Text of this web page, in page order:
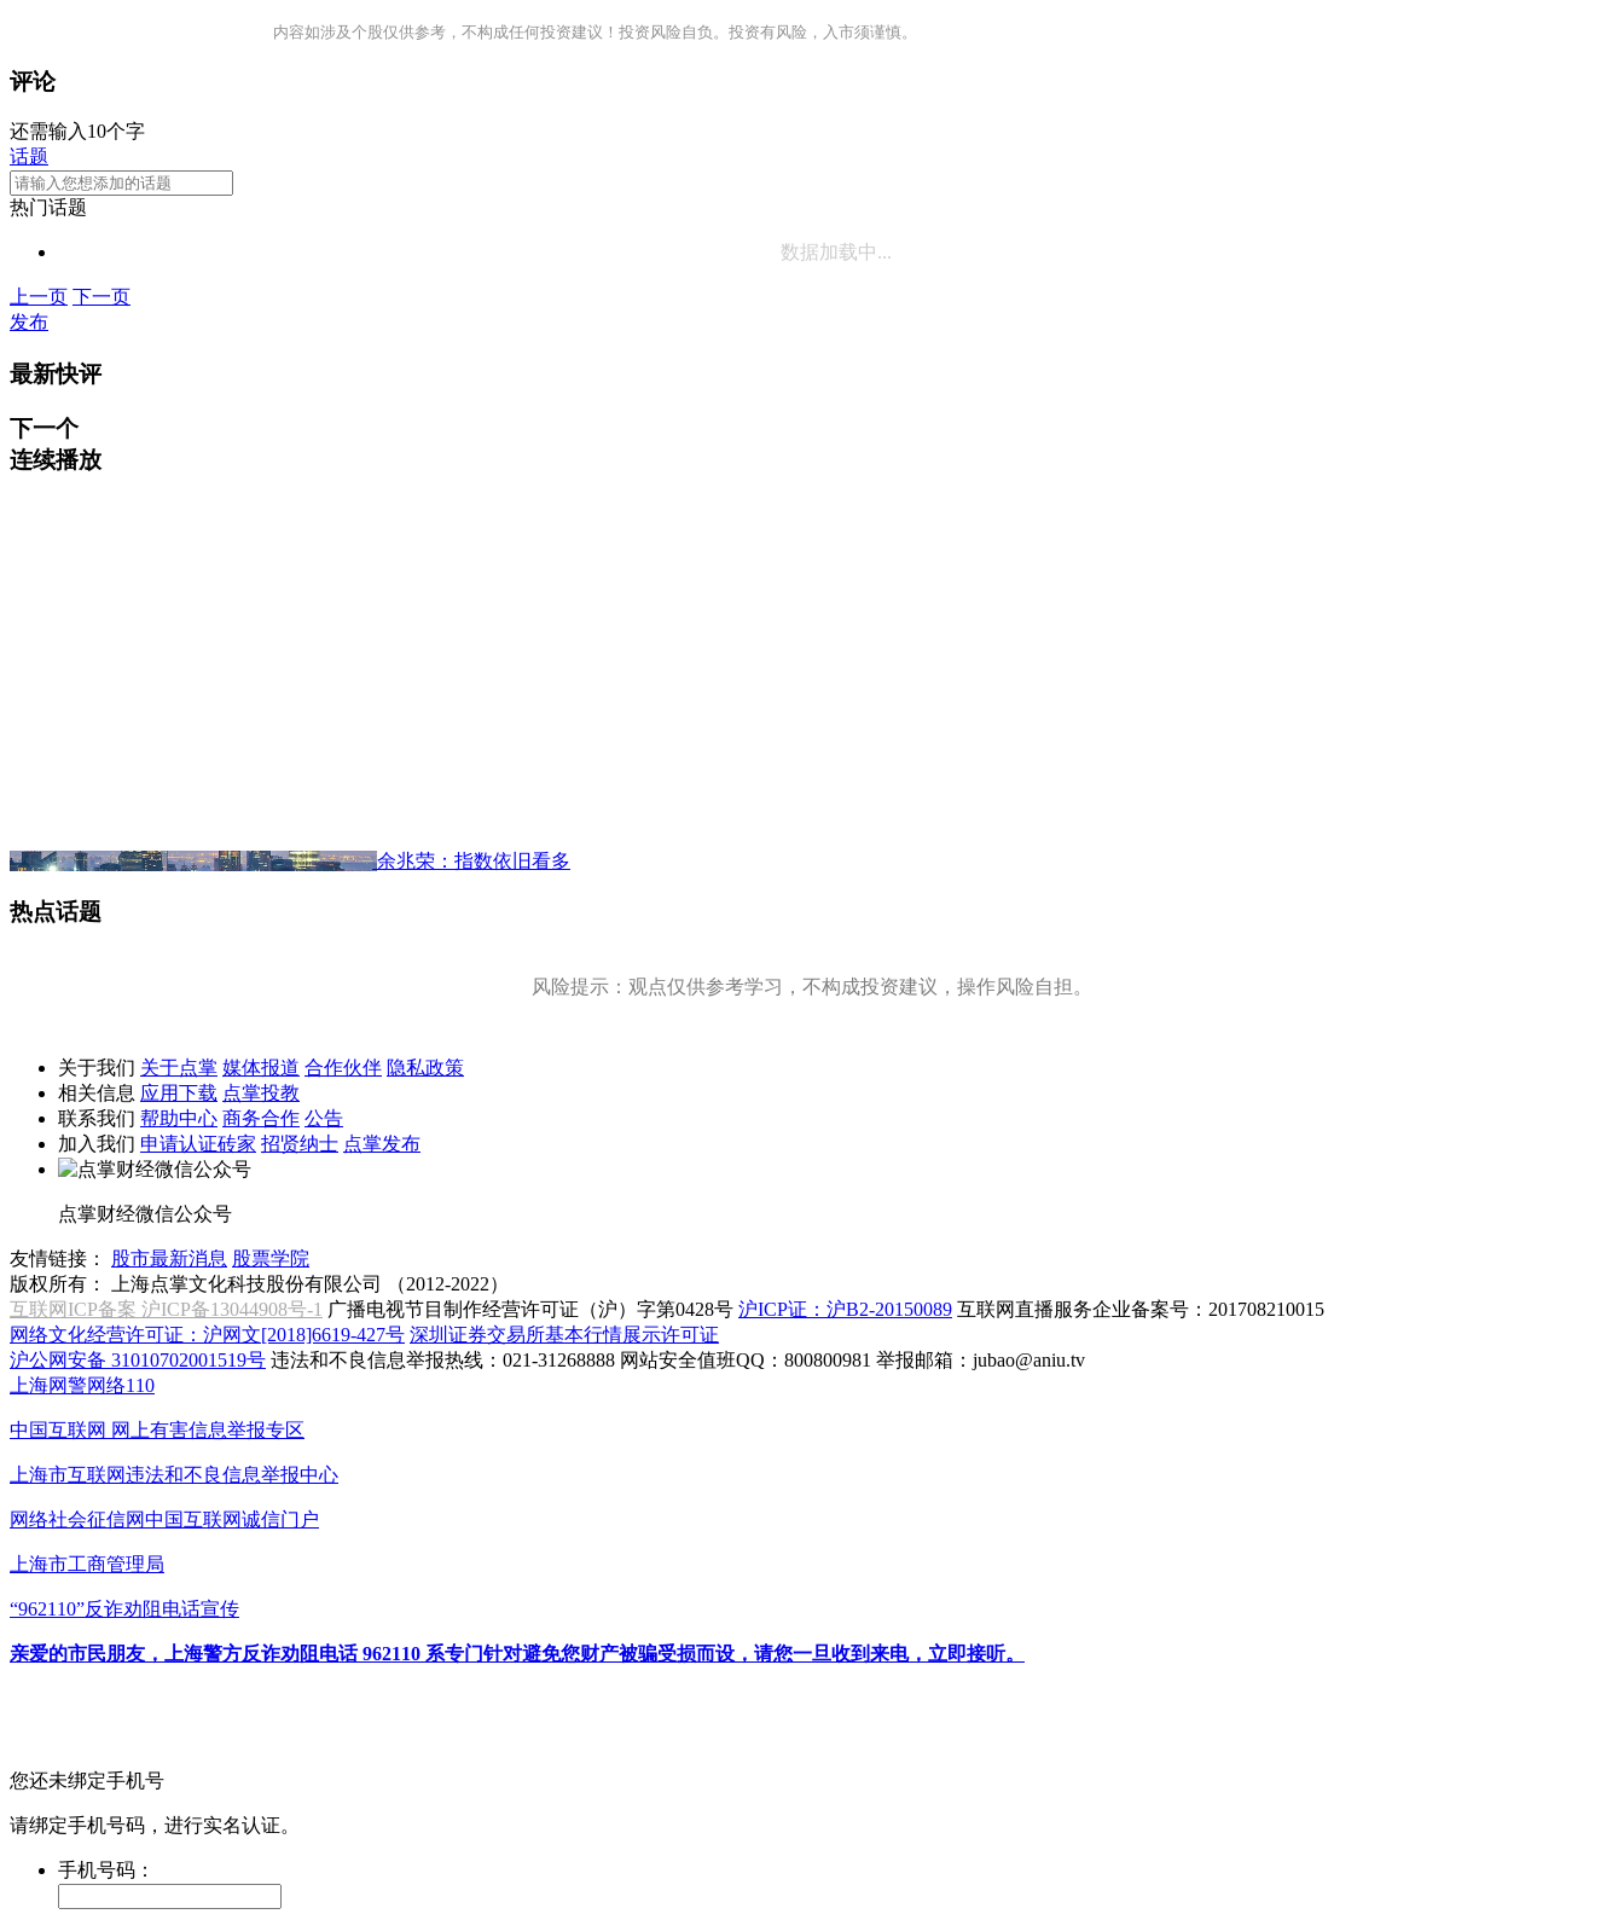
内容如涉及个股仅供参考，不构成任何投资建议！投资风险自负。投资有风险，入市须谨慎。
评论
还需输入10个字
话题
热门话题
数据加载中...
上一页 下一页
发布
最新快评
下一个
连续播放
余兆荣：指数依旧看多
热点话题
风险提示：观点仅供参考学习，不构成投资建议，操作风险自担。
关于我们 关于点掌 媒体报道 合作伙伴 隐私政策
相关信息 应用下载 点掌投教
联系我们 帮助中心 商务合作 公告
加入我们 申请认证砖家 招贤纳士 点掌发布
点掌财经微信公众号
友情链接： 股市最新消息 股票学院
版权所有：
上海点掌文化科技股份有限公司 （2012-2022）
互联网ICP备案 沪ICP备13044908号-1 广播电视节目制作经营许可证（沪）字第0428号 沪ICP证：沪B2-20150089 互联网直播服务企业备案号：201708210015
网络文化经营许可证：沪网文[2018]6619-427号 深圳证券交易所基本行情展示许可证
沪公网安备 31010702001519号 违法和不良信息举报热线：021-31268888 网站安全值班QQ：800800981 举报邮箱： jubao@aniu.tv
上海网警网络110
中国互联网 网上有害信息举报专区
上海市互联网违法和不良信息举报中心
网络社会征信网中国互联网诚信门户
上海市工商管理局
“962110”反诈劝阻电话宣传
亲爱的市民朋友，上海警方反诈劝阻电话 962110 系专门针对避免您财产被骗受损而设，请您一旦收到来电，立即接听。
您还未绑定手机号
请绑定手机号码，进行实名认证。
手机号码：